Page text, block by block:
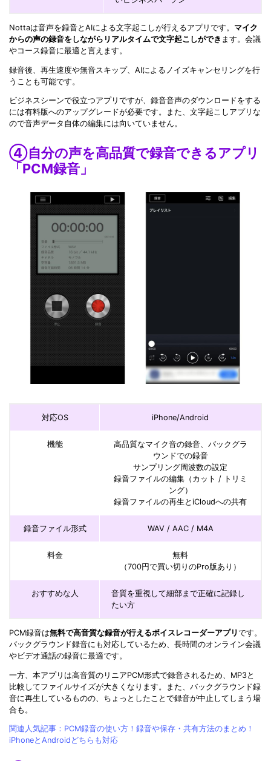
Nottaは音声を録音とAIによる文字起こしが行えるアプリです。 マイク
からの声の録音をしながらリアルタイムで文字起こしができ ます。会議
やコース録音に最適と言えます。
録音後、再生速度や無音スキップ、AIによるノイズキャンセリングを行
うことも可能です。
ビジネスシーンで役立つアプリですが、録音音声のダウンロードをする
には有料版へのアップグレードが必要です。また、文字起こしアプリな
ので音声データ自体の編集には向いていません。
④自分の声を高品質で録音できるアプリ
「PCM録音」
対応OS iPhone/Android
機能
高品質なマイク音の録音、バックグラ
ウンドでの録音
サンプリング周波数の設定
録音ファイルの編集（カット / トリミ
ング）
録音ファイルの再生とiCloudへの共有
録音ファイル形式 WAV / AAC / M4A
料金
無料
（700円で買い切りのPro版あり）
おすすめな人
音質を重視して細部まで正確に記録し
たい方
PCM録音は無料で高音質な録音が行えるボイスレコーダーアプリです。
バックグラウンド録音にも対応しているため、長時間のオンライン会議
やビデオ通話の録音に最適です。
一方、本アプリは高音質のリニアPCM形式で録音されるため、MP3と
比較してファイルサイズが大きくなります。また、バックグラウンド録
音に再生しているものの、ちょっとしたことで録音が中止してしまう場
合も。
関連人気記事：PCM録音の使い方！録音や保存・共有方法のまとめ！
iPhoneとAndroidどちらも対応